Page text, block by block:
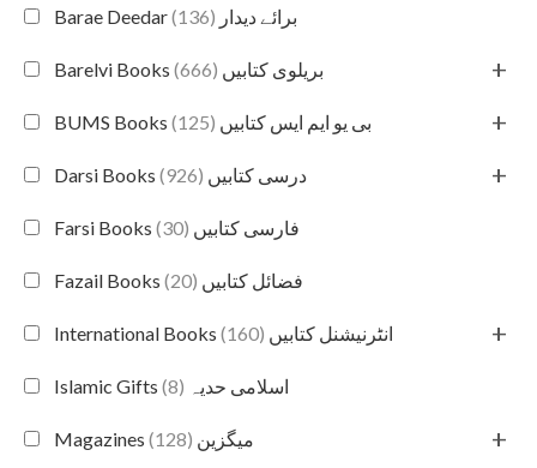
Barae Deedar برائے دیدار (136)
Barelvi Books بریلوی کتابیں (666) +
BUMS Books بی یو ایم ایس کتابیں (125) +
Darsi Books درسی کتابیں (926) +
Farsi Books فارسی کتابیں (30)
Fazail Books فضائل کتابیں (20)
International Books انٹرنیشنل کتابیں (160) +
Islamic Gifts اسلامی حدیہ (8)
Magazines میگزین (128) +